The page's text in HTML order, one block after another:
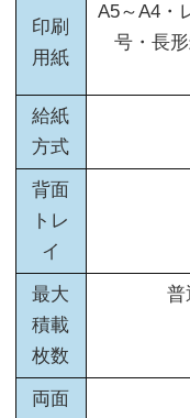
印刷
用紙
A5～A4・
号・長
給紙
方式
背面
トレ
イ
最大
積載
枚数
両面